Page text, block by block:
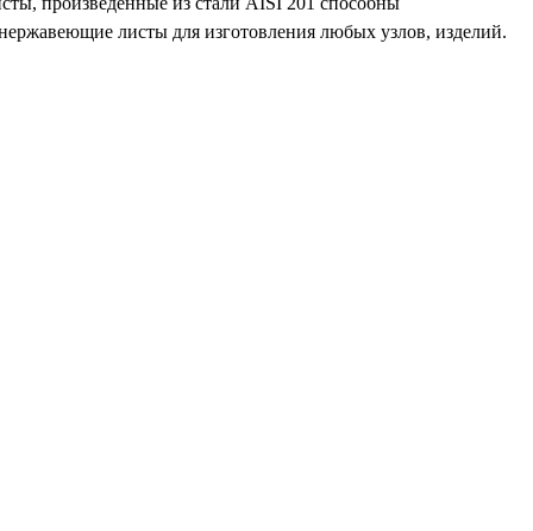
листы для изготовления любых узлов, изделий.